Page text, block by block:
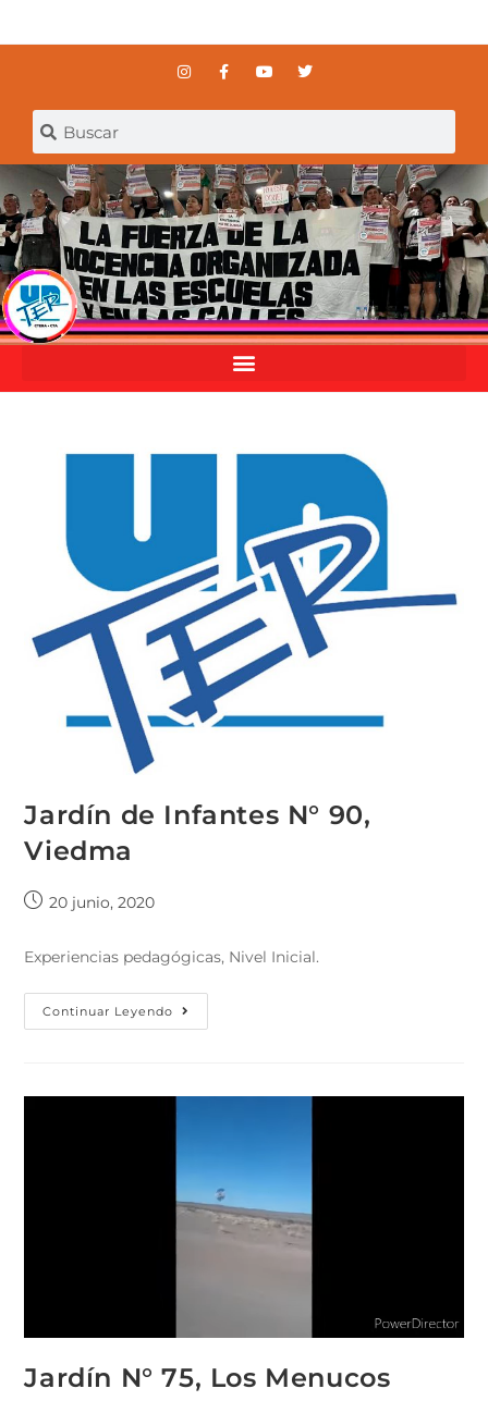
Jardín de Infantes N° 90,
Viedma
20 junio, 2020
Experiencias pedagógicas, Nivel Inicial.
Continuar Leyendo
Jardín N° 75, Los Menucos